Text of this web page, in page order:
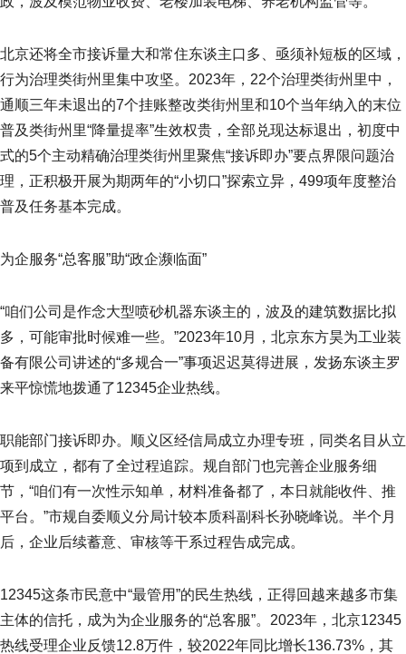
北京还将全市接诉量大和常住东谈主口多、亟须补短板的区域，
行为治理类街州里集中攻坚。2023年，22个治理类街州里中，
通顺三年未退出的7个挂账整改类街州里和10个当年纳入的末位
普及类街州里“降量提率”生效权贵，全部兑现达标退出，初度中
式的5个主动精确治理类街州里聚焦“接诉即办”要点界限问题治
理，正积极开展为期两年的“小切口”探索立异，499项年度整治
普及任务基本完成。
为企服务“总客服”助“政企濒临面”
“咱们公司是作念大型喷砂机器东谈主的，波及的建筑数据比拟
多，可能审批时候难一些。”2023年10月，北京东方昊为工业装
备有限公司讲述的“多规合一”事项迟迟莫得进展，发扬东谈主罗
来平惊慌地拨通了12345企业热线。
职能部门接诉即办。顺义区经信局成立办理专班，同类名目从立
项到成立，都有了全过程追踪。规自部门也完善企业服务细
节，“咱们有一次性示知单，材料准备都了，本日就能收件、推
平台。”市规自委顺义分局计较本质科副科长孙晓峰说。半个月
后，企业后续蓄意、审核等干系过程告成完成。
12345这条市民意中“最管用”的民生热线，正得回越来越多市集
主体的信托，成为为企业服务的“总客服”。2023年，北京12345
热线受理企业反馈12.8万件，较2022年同比增长136.73%，其